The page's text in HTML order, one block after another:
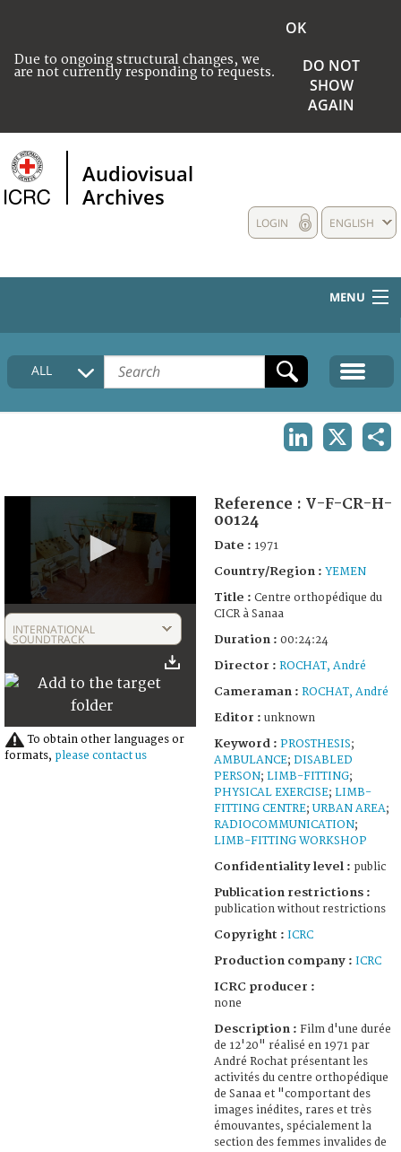
Due to ongoing structural changes, we
are not currently responding to requests.
OK
DO NOT
SHOW
AGAIN
Audiovisual
Archives
ENGLISH
LOGIN
MENU
HOME
COLLECTIONS DESCRIPTION
ALL
0
seconds
of
52
INTERNATIONAL
SOUNDTRACK
To obtain other languages or
formats, please contact us
Reference : V-F-CR-H-
00124
Date : 1971
Country/Region : YEMEN
Title : Centre orthopédique du
CICR à Sanaa
Duration : 00:24:24
Director : ROCHAT, André
Cameraman : ROCHAT, André
Editor : unknown
Keyword : PROSTHESIS;
AMBULANCE; DISABLED
PERSON; LIMB-FITTING;
PHYSICAL EXERCISE; LIMB-
FITTING CENTRE; URBAN AREA;
RADIOCOMMUNICATION;
LIMB-FITTING WORKSHOP
Confidentiality level : public
Publication restrictions :
publication without restrictions
Copyright : ICRC
Production company : ICRC
ICRC producer :
none
Description : Film d'une durée
de 12'20" réalisé en 1971 par
André Rochat présentant les
activités du centre orthopédique
de Sanaa et "comportant des
images inédites, rares et très
émouvantes, spécialement la
section des femmes invalides de